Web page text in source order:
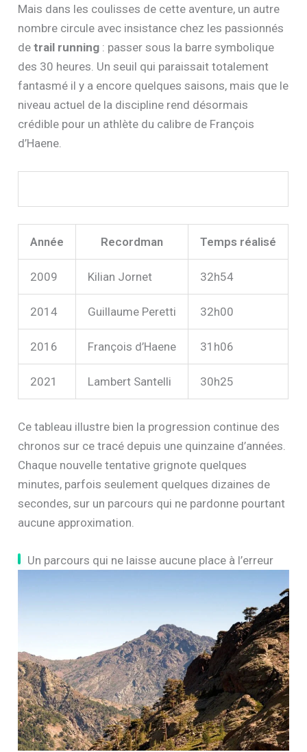
Mais dans les coulisses de cette aventure, un autre
nombre circule avec insistance chez les passionnés
detrail running : passer sous la barre symbolique
des 30 heures. Un seuil qui paraissait totalement
fantasmé il y a encore quelques saisons, mais que le
niveau actuel de la discipline rend désormais
crédible pour un athlète du calibre de François
d’Haene.
Année Recordman Temps réalisé
2009 Kilian Jornet 32h54
2014 Guillaume Peretti 32h00
2016 François d’Haene 31h06
2021 Lambert Santelli 30h25
Ce tableau illustre bien la progression continue des
chronos sur ce tracé depuis une quinzaine d’années.
Chaque nouvelle tentative grignote quelques
minutes, parfois seulement quelques dizaines de
secondes, sur un parcours qui ne pardonne pourtant
aucune approximation.
Un parcours qui ne laisse aucune place à l’erreur